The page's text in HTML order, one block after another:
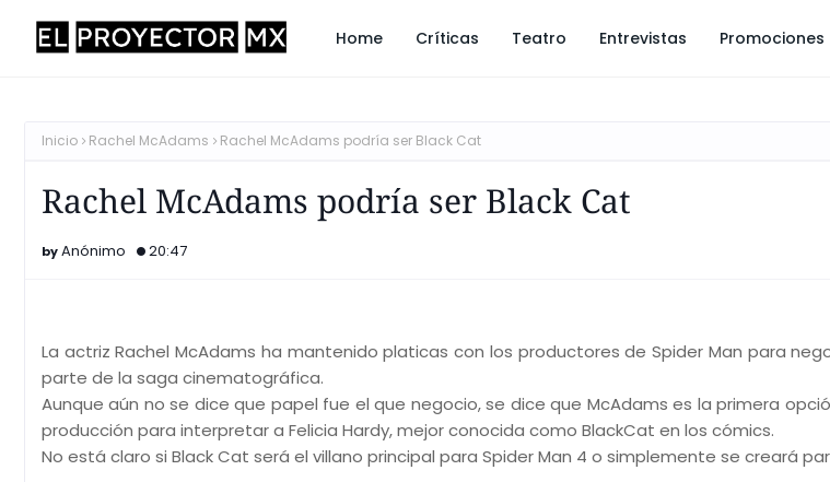
Home Críticas Teatro Entrevistas Promociones
Inicio Rachel McAdams Rachel McAdams podría ser Black Cat
Rachel McAdams podría ser Black Cat
Anónimo 20:47
La actriz Rachel McAdams ha mantenido platicas con los productores de Spider Man para
parte de la saga cinematográfica.
Aunque aún no se dice que papel fue el que negocio, se dice que McAdams es la primera
producción para interpretar a Felicia Hardy, mejor conocida como BlackCat en los cómics.
No está claro si Black Cat será el villano principal para Spider Man 4 o simplemente se creará